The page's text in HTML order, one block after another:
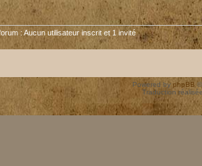
: Aucun utilisateur inscrit et 1 invité
Powered by phpBB
Traduction